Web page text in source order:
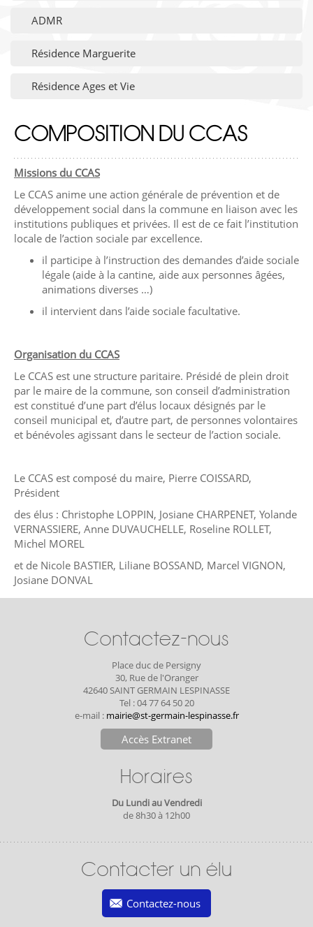
ADMR
Résidence Marguerite
Résidence Ages et Vie
COMPOSITION DU CCAS
Missions du CCAS
Le CCAS anime une action générale de prévention et de
développement social dans la commune en liaison avec les
institutions publiques et privées. Il est de ce fait l’institution
locale de l’action sociale par excellence.
il participe à l’instruction des demandes d’aide sociale
légale (aide à la cantine, aide aux personnes âgées,
animations diverses …)
il intervient dans l’aide sociale facultative.
Organisation du CCAS
Le CCAS est une structure paritaire. Présidé de plein droit
par le maire de la commune, son conseil d’administration
est constitué d’une part d’élus locaux désignés par le
conseil municipal et, d’autre part, de personnes volontaires
et bénévoles agissant dans le secteur de l’action sociale.
Le CCAS est composé du maire, Pierre COISSARD,
Président
des élus : Christophe LOPPIN, Josiane CHARPENET, Yolande
VERNASSIERE, Anne DUVAUCHELLE, Roseline ROLLET,
Michel MOREL
et de Nicole BASTIER, Liliane BOSSAND, Marcel VIGNON,
Josiane DONVAL
Contactez-nous
Place duc de Persigny
30, Rue de l'Oranger
42640 SAINT GERMAIN LESPINASSE
Tel : 04 77 64 50 20
e-mail : mairie@st-germain-lespinasse.fr
Accès Extranet
Horaires
Du Lundi au Vendredi
de 8h30 à 12h00
Contacter un élu
Contactez-nous